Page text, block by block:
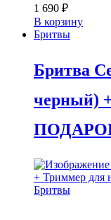
1 690 ₽
В корзину
Бритвы
Бритва
черный)
Бритвы